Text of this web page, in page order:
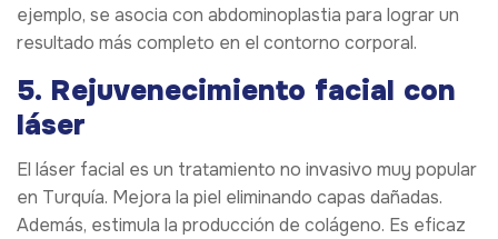
ejemplo, se asocia con abdominoplastia para lograr un
resultado más completo en el contorno corporal.
5. Rejuvenecimiento facial con
láser
El láser facial es un tratamiento no invasivo muy popular
en Turquía. Mejora la piel eliminando capas dañadas.
Además, estimula la producción de colágeno. Es eficaz